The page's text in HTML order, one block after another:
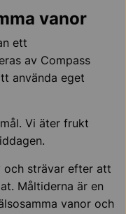
vanor
ett
av Compass
använda eget
Vi äter frukt
och strävar efter att
Måltiderna är en
vanor och